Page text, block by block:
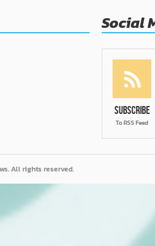
Social
Subscribe
To RSS Feed
All rights reserved.